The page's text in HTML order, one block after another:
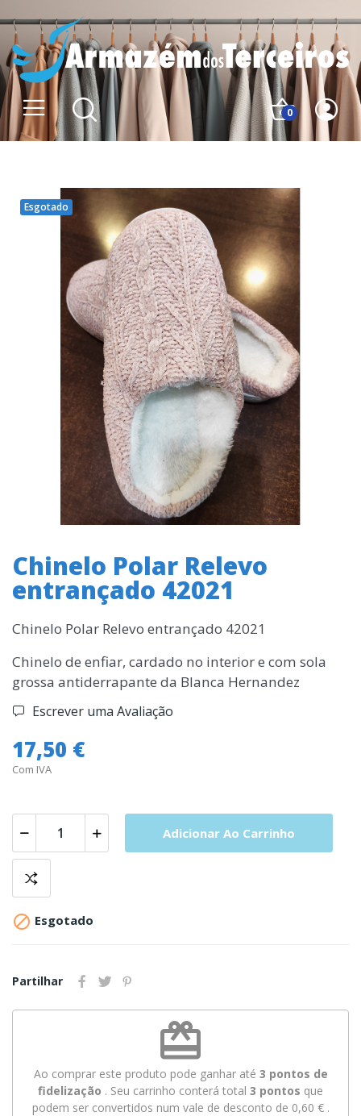
0
Esgotado
Chinelo Polar Relevo
entrançado 42021
Chinelo Polar Relevo entrançado 42021
Chinelo de enfiar, cardado no interior e com sola
grossa antiderrapante da Blanca Hernandez
Escrever uma Avaliação
17,50 €
Com IVA
Adicionar Ao Carrinho
 Esgotado
Partilhar
redeem
Ao comprar este produto pode ganhar até 3 pontos de
fidelização . Seu carrinho conterá total 3 pontos que
podem ser convertidos num vale de desconto de 0,60 €.